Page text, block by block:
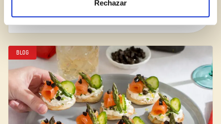
Rechazar
El pica-pica ideal per a l’estiu
BLOG